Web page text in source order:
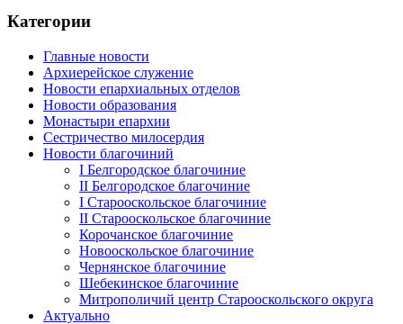
Категории
Главные новости
Архиерейское служение
Новости епархиальных отделов
Новости образования
Монастыри епархии
Сестричество милосердия
Новости благочиний
I Белгородское благочиние
II Белгородское благочиние
I Старооскольское благочиние
II Старооскольское благочиние
Корочанское благочиние
Новооскольское благочиние
Чернянское благочиние
Шебекинское благочиние
Митрополичий центр Старооскольского округа
Актуально